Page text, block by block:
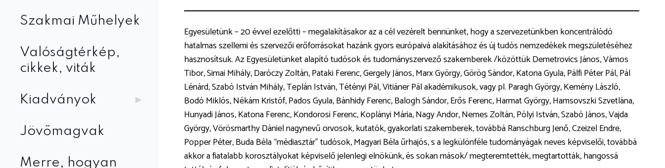
Szakmai Műhelyek
Valóságtérkép,
cikkek, viták
Kiadványok
Jövőmagvak
Merre, hogyan
Egyesületünk – 20 évvel ezelőtti – megalakításakor az a cél vezérelt bennünket, hogy a szervezetünkben koncentrálódó
hatalmas szellemi és szervezői erőforrásokat hazánk gyors európaivá alakításához és új tudós nemzedékek megszületéséhez
hasznosítsuk. Az Egyesületünket alapító tudósok és tudományszervező szakemberek /közöttük Demetrovics János, Vámos
Tibor, Simai Mihály, Daróczy Zoltán, Pataki Ferenc, Gergely János, Marx György, Görög Sándor, Katona Gyula, Pálfi Péter Pál, Pál
Lénárd, Szabó István Mihály, Teplán István, Tétényi Pál, Vitiáner Pál akadémikusok, vagy pl. Paragh György, Kemény László,
Bodó Miklós, Nékám Kristóf, Pados Gyula, Bánhidy Ferenc, Balogh Sándor, Erős Ferenc, Harmat György, Hamsovszki Szvetlána,
Hunyadi János, Katona Ferenc, Kondorosi Ferenc, Koplányi Mária, Nagy Andor, Nemes Zoltán, Pólyi István, Szabó János, Vajda
György, Vörösmarthy Dániel nagynevű orvosok, kutatók, gyakorlati szakemberek, továbbá Ranschburg Jenő, Czeizel Endre,
Popper Péter, Buda Béla “médiasztár” tudósok, Magyari Béla űrhajós, s a legkülönféle tudományágak neves képviselői, továbbá
akkor a fiatalabb korosztályokat képviselő jelenlegi elnökünk, és sokan mások/ megteremtették, megtartották, hangossá